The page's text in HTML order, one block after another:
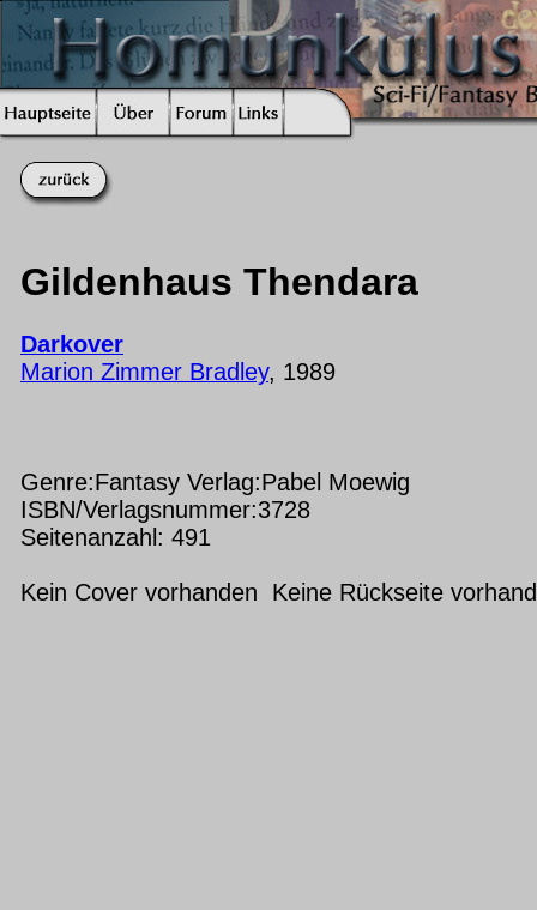
Gildenhaus Thendara
Darkover
Marion Zimmer Bradley, 1989
Genre:Fantasy Verlag:Pabel Moewig
ISBN/Verlagsnummer:3728
Seitenanzahl: 491
Kein Cover vorhanden Keine Rückseite